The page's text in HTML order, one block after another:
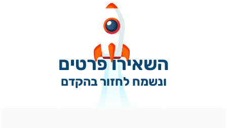
השאירו פרטים
ונשמח לחזור בהקדם